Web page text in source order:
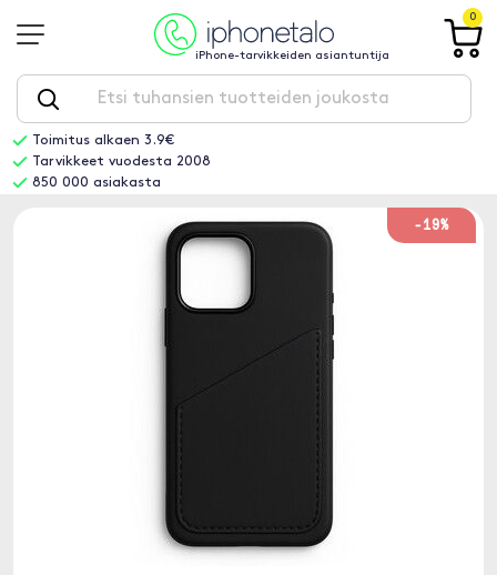
iPhone-tarvikkeiden asiantuntija
0
Toimitus alkaen 3.9€
Tarvikkeet vuodesta 2008
850 000 asiakasta
-19%